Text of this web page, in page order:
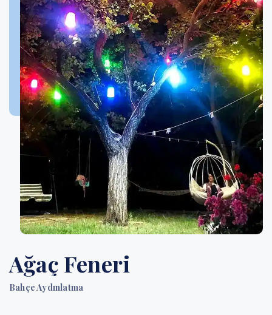
Ağaç Feneri
Bahçe Aydınlatma